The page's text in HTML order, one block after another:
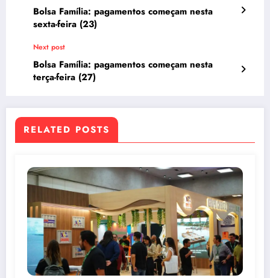
Bolsa Família: pagamentos começam nesta
sexta-feira (23)
Next post
Bolsa Família: pagamentos começam nesta
terça-feira (27)
RELATED POSTS